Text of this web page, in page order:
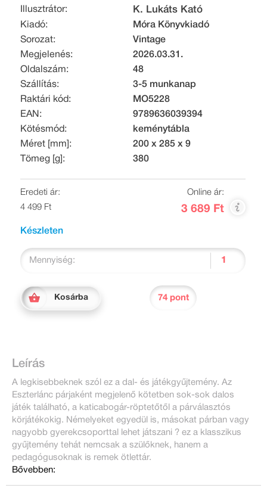
Illusztrátor:
K. Lukáts Kató
Kiadó:
Móra Könyvkiadó
Sorozat:
Vintage
Megjelenés:
2026.03.31.
Oldalszám:
48
Szállítás:
3-5 munkanap
Raktári kód:
MO5228
EAN:
9789636039394
Kötésmód:
keménytábla
Méret [mm]:
200 x 285 x 9
Tömeg [g]:
380
Eredeti ár:
4 499 Ft
Online ár:
3 689 Ft
Készleten
Mennyiség:
Kosárba 74 pont
Leírás
A legkisebbeknek szól ez a dal- és játékgyűjtemény. Az
Eszterlánc párjaként megjelenő kötetben sok-sok dalos
játék található, a katicabogár-röptetőtől a párválasztós
körjátékokig. Némelyeket egyedül is, másokat párban vagy
nagyobb gyerekcsoporttal lehet játszani ? ez a klasszikus
gyűjtemény tehát nemcsak a szülőknek, hanem a
pedagógusoknak is remek ötlettár.
Bővebben: